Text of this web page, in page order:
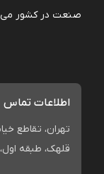
صنعت در کشور می
اطلاعات تماس
تهران، تقاطع
قلهک، طبقه اول،